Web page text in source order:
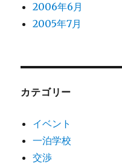
2006年6月
2005年7月
カテゴリー
イベント
一泊学校
交渉